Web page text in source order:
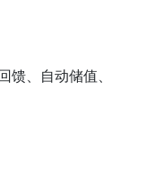
馈、自动储值、